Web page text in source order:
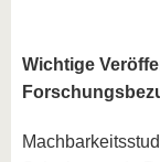
Wichtige